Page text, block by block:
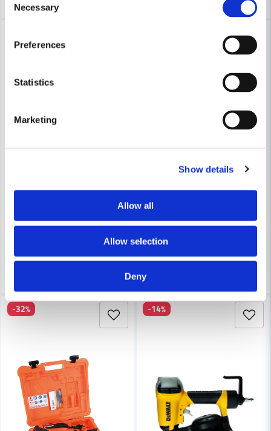
Selection
Necessary
Preferences
Statistics
Marketing
Show details
Allow all
Allow selection
Deny
3 079 kr
Köp
3 768 kr
3-7 arbetsdagar
Köp
-32% -14%